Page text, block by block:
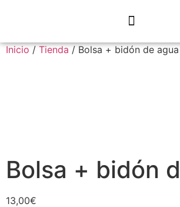
Inicio / Tienda / Bolsa + bidón de agua
Bolsa + bidón
13,00€